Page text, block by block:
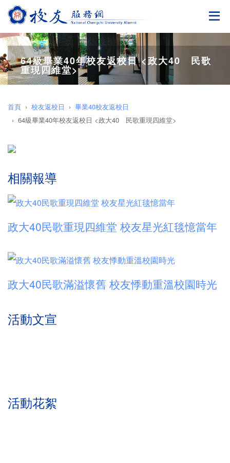
切
64級畢業40年校友返校日 <政大40 民歌
重現四維堂>
首頁 校友返校日
畢業40校友返校日
64級畢業40年校友返校日 <政大40 民歌重現四維堂>
相關報導
政大40民歌重現四維堂 校友星光紅毯憶當年
政大40民歌滿溢懷舊 校友悸動重溫校園時光
活動文宣
活動花絮